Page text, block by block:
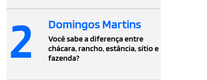
2 Domingos Martins
Você sabe a diferença entre
chácara, rancho, estância, sítio e
fazenda?